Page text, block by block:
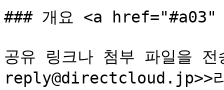
### 개요 <a
공유 링크나 첨부 파일을
reply@directcloud.jp>>